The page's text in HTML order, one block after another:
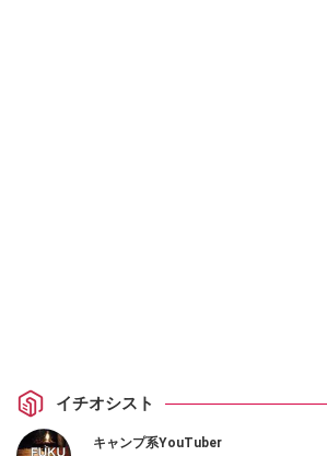
イチオシスト
キャンプ系YouTuber